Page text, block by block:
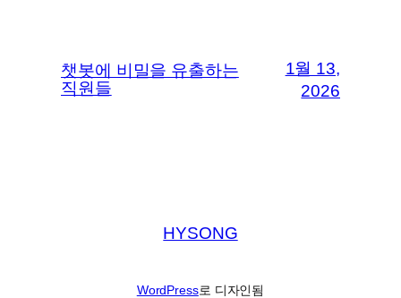
챗봇에 비밀을 유출하는
직원들
1월 13,
2026
HYSONG
WordPress로 디자인됨